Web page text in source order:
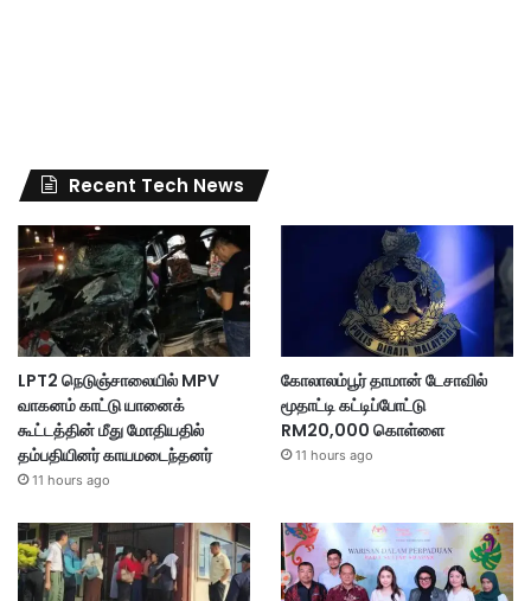
Recent Tech News
LPT2 நெடுஞ்சாலையில் MPV
வாகனம் காட்டு யானைக்
கூட்டத்தின் மீது மோதியதில்
தம்பதியினர் காயமடைந்தனர்
11 hours ago
கோலாலம்பூர் தாமான் டேசாவில்
மூதாட்டி கட்டிப்போட்டு
RM20,000 கொள்ளை
11 hours ago